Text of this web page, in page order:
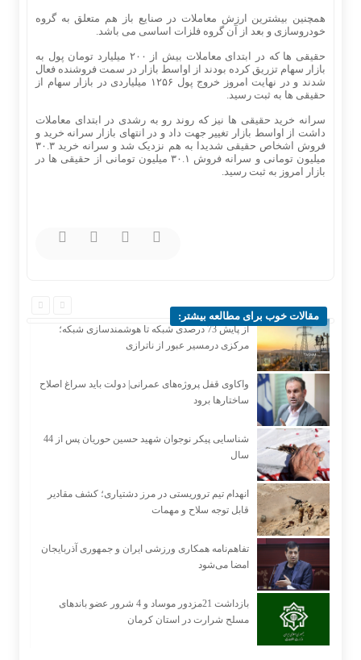
همچنین بیشترین ارزش معاملات در صنایع باز هم متعلق به گروه
خودروسازی و بعد از آن گروه فلزات اساسی می باشد.
حقیقی ها که در ابتدای معاملات بیش از ۲۰۰ میلیارد تومان پول به
بازار سهام تزریق کرده بودند از اواسط بازار در سمت فروشنده فعال
شدند و در نهایت امروز خروج پول ۱۲۵۶ میلیاردی در بازار سهام از
حقیقی ها به ثبت رسید.
سرانه خرید حقیقی ها نیز که روند رو به رشدی در ابتدای معاملات
داشت از اواسط بازار تغییر جهت داد و در انتهای بازار سرانه خرید و
فروش اشخاص حقیقی شدیدا به هم‌ نزدیک شد و سرانه خرید ۳۰.۳
میلیون تومانی و سرانه فروش ۳۰.۱ میلیون تومانی از حقیقی ها در
بازار امروز به ثبت رسید.
مقالات خوب برای مطالعه بیشتر:
از پایش 73 درصدی شبکه تا هوشمندسازی شبکه؛
مرکزی درمسیر عبور از ناترازی
واکاوی قفل پروژه‌های عمرانی| دولت باید سراغ اصلاح
ساختارها برود
شناسایی پیکر نوجوان شهید حسین حوریان پس از 44
سال
انهدام تیم تروریستی در مرز دشتیاری؛ کشف مقادیر
قابل توجه سلاح و مهمات
تفاهم‌نامه همکاری ورزشی ایران و جمهوری آذربایجان
امضا می‌شود
بازداشت 21مزدور موساد و 4 شرور عضو باندهای
مسلح شرارت در استان کرمان